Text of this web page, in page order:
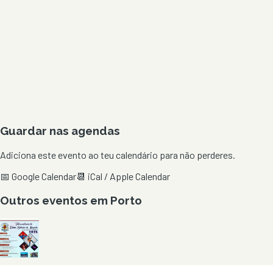
Guardar nas agendas
Adiciona este evento ao teu calendário para não perderes.
📅 Google Calendar📆 iCal / Apple Calendar
Outros eventos em Porto